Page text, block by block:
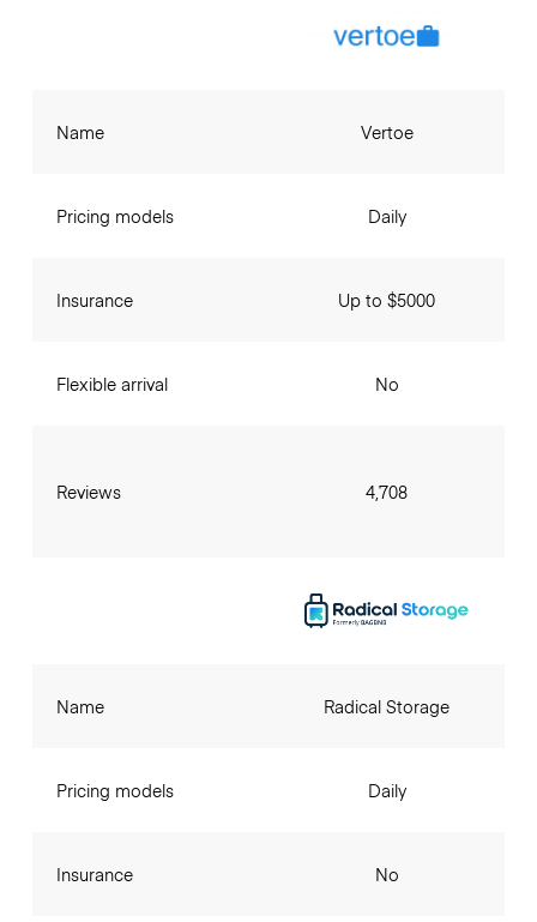
Name
Pricing models
Insurance
Flexible arrival
Reviews
Vertoe
Daily
Up to $5000
No
4,708
Name
Pricing models
Insurance
Radical Storage
Daily
No